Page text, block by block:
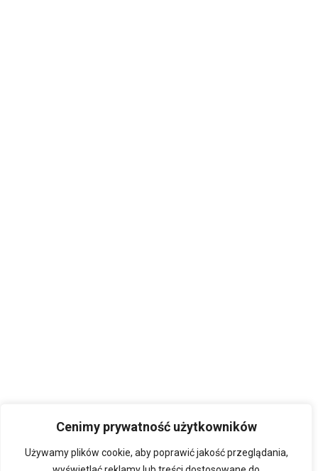
Cenimy prywatność użytkowników
Używamy plików cookie, aby poprawić jakość przeglądania,